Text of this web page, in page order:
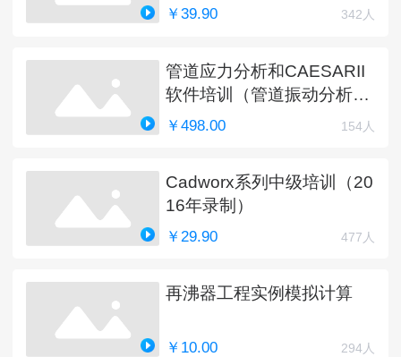
￥39.90 342人
管道应力分析和CAESARII
软件培训（管道振动分析更
新中）
￥498.00 154人
Cadworx系列中级培训（20
16年录制）
￥29.90 477人
再沸器工程实例模拟计算
￥10.00 294人